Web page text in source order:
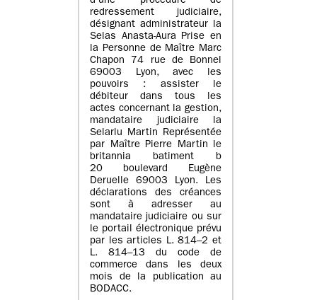
redressement judiciaire,
désignant administrateur la
Selas Anasta-Aura Prise en
la Personne de Maître Marc
Chapon 74 rue de Bonnel
69003 Lyon, avec les
pouvoirs : assister le
débiteur dans tous les
actes concernant la gestion,
mandataire judiciaire la
Selarlu Martin Représentée
par Maître Pierre Martin le
britannia batiment b
20 boulevard Eugène
Deruelle 69003 Lyon. Les
déclarations des créances
sont à adresser au
mandataire judiciaire ou sur
le portail électronique prévu
par les articles L. 814–2 et
L. 814–13 du code de
commerce dans les deux
mois de la publication au
BODACC.